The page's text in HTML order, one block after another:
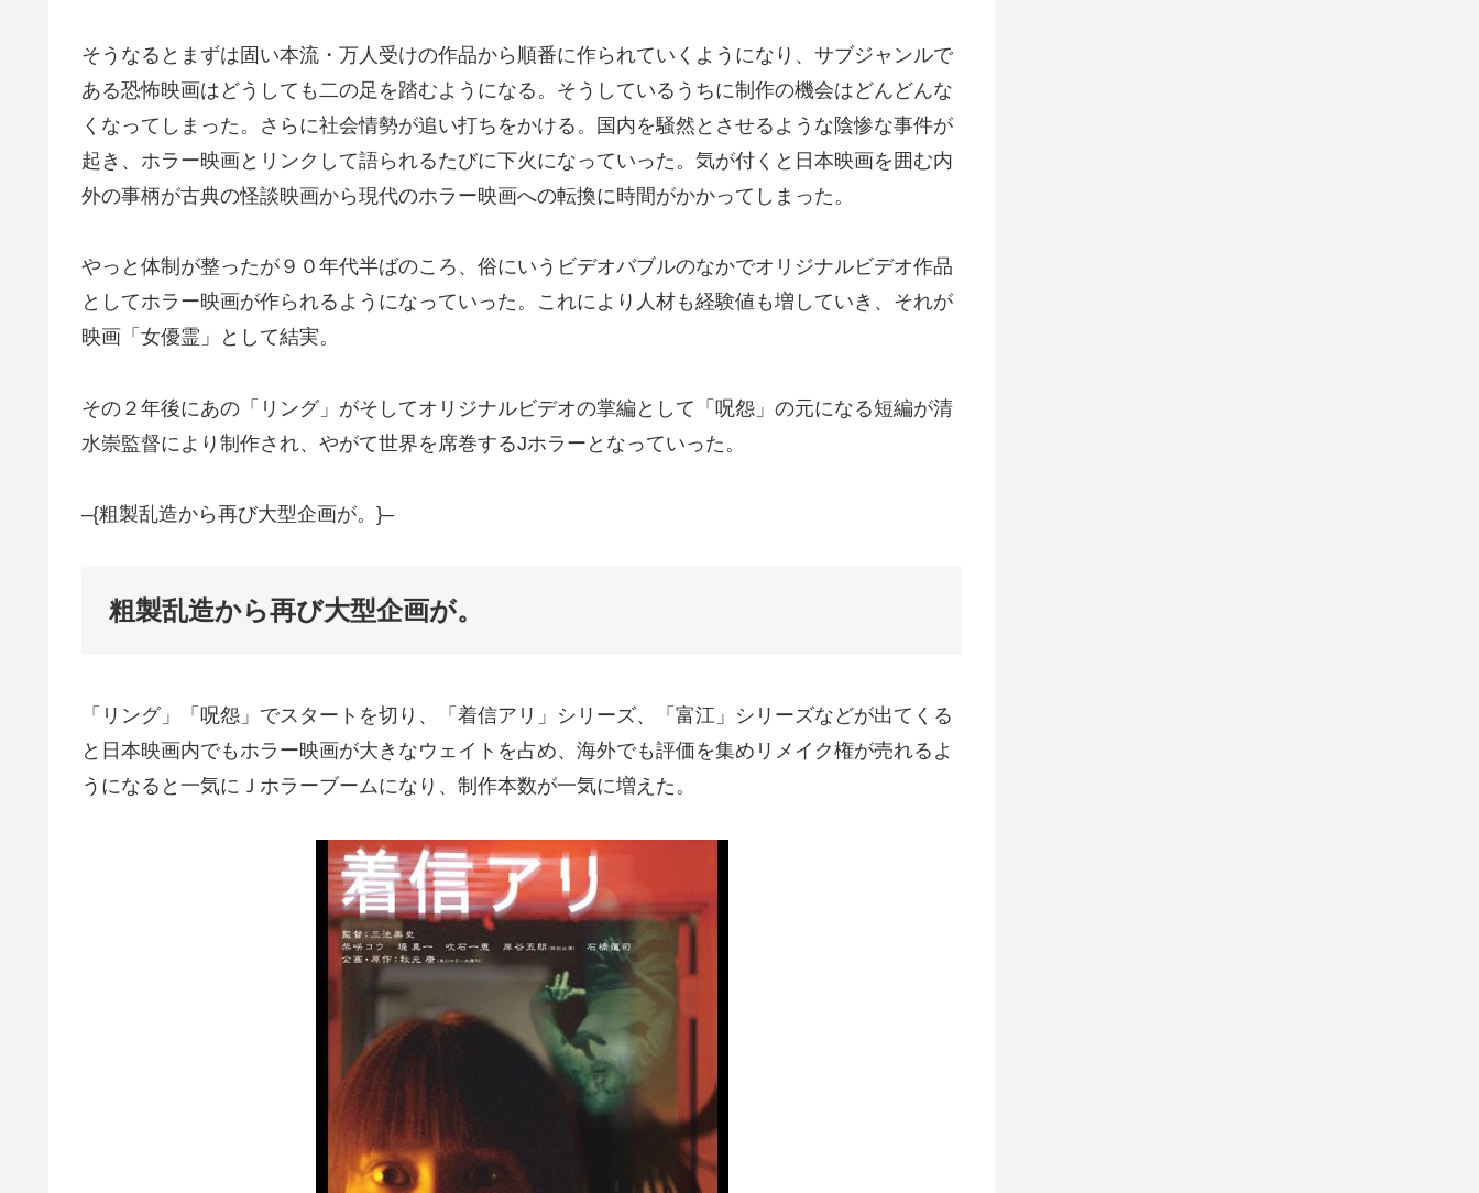
そうなるとまずは固い本流・万人受けの作品から順番に作られていくようになり、サブジャンルで
ある恐怖映画はどうしても二の足を踏むようになる。そうしているうちに制作の機会はどんどんな
くなってしまった。さらに社会情勢が追い打ちをかける。国内を騒然とさせるような陰惨な事件が
起き、ホラー映画とリンクして語られるたびに下火になっていった。気が付くと日本映画を囲む内
外の事柄が古典の怪談映画から現代のホラー映画への転換に時間がかかってしまった。
やっと体制が整ったが９０年代半ばのころ、俗にいうビデオバブルのなかでオリジナルビデオ作品
としてホラー映画が作られるようになっていった。これにより人材も経験値も増していき、それが
映画「女優霊」として結実。
その２年後にあの「リング」がそしてオリジナルビデオの掌編として「呪怨」の元になる短編が清
水崇監督により制作され、やがて世界を席巻するJホラーとなっていった。
–{粗製乱造から再び大型企画が。}–
粗製乱造から再び大型企画が。
「リング」「呪怨」でスタートを切り、「着信アリ」シリーズ、「富江」シリーズなどが出てくる
と日本映画内でもホラー映画が大きなウェイトを占め、海外でも評価を集めリメイク権が売れるよ
うになると一気にＪホラーブームになり、制作本数が一気に増えた。